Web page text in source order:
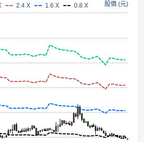
股價 (元)
2.4 X 1.6 X 0.8 X